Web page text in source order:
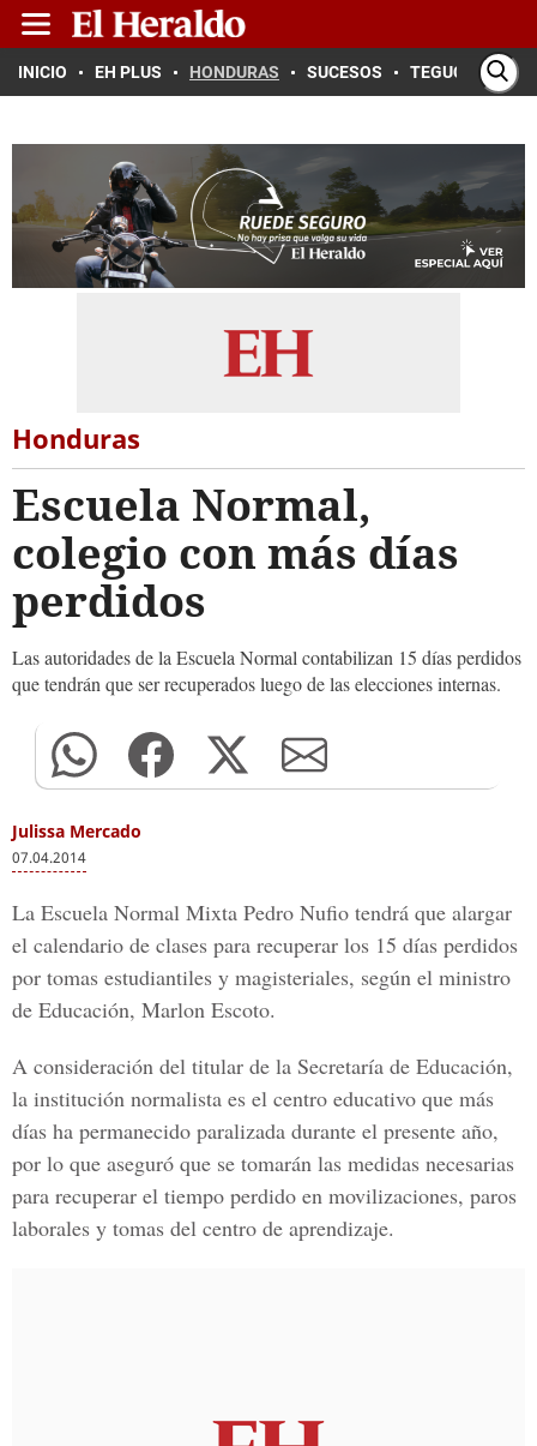
INICIO EH PLUS HONDURAS SUCESOS TEGUCIGALPA
Honduras
Escuela Normal,
colegio con más días
perdidos
Las autoridades de la Escuela Normal contabilizan 15 días perdidos
que tendrán que ser recuperados luego de las elecciones internas.
Julissa Mercado
07.04.2014
La Escuela Normal Mixta Pedro Nufio tendrá que alargar
el calendario de clases para recuperar los 15 días perdidos
por tomas estudiantiles y magisteriales, según el ministro
de Educación, Marlon Escoto.
A consideración del titular de la Secretaría de Educación,
la institución normalista es el centro educativo que más
días ha permanecido paralizada durante el presente año,
por lo que aseguró que se tomarán las medidas necesarias
para recuperar el tiempo perdido en movilizaciones, paros
laborales y tomas del centro de aprendizaje.